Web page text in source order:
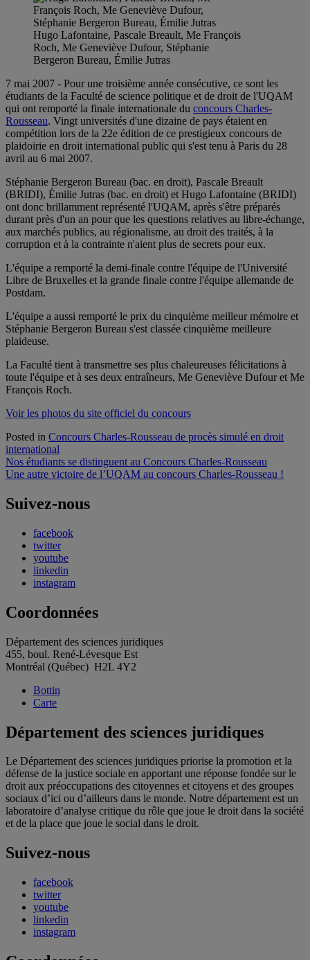
Hugo Lafontaine, Pascale Breault, Me François
Roch, Me Geneviève Dufour, Stéphanie
Bergeron Bureau, Émilie Jutras
7 mai 2007 - Pour une troisième année consécutive, ce sont les
étudiants de la Faculté de science politique et de droit de l'UQAM
qui ont remporté la finale internationale du concours Charles-
Rousseau. Vingt universités d'une dizaine de pays étaient en
compétition lors de la 22e édition de ce prestigieux concours de
plaidoirie en droit international public qui s'est tenu à Paris du 28
avril au 6 mai 2007.
Stéphanie Bergeron Bureau (bac. en droit), Pascale Breault
(BRIDI), Émilie Jutras (bac. en droit) et Hugo Lafontaine (BRIDI)
ont donc brillamment représenté l'UQAM, après s'être préparés
durant près d'un an pour que les questions relatives au libre-échange,
aux marchés publics, au régionalisme, au droit des traités, à la
corruption et à la contrainte n'aient plus de secrets pour eux.
L'équipe a remporté la demi-finale contre l'équipe de l'Université
Libre de Bruxelles et la grande finale contre l'équipe allemande de
Postdam.
L'équipe a aussi remporté le prix du cinquième meilleur mémoire et
Stéphanie Bergeron Bureau s'est classée cinquième meilleure
plaideuse.
La Faculté tient à transmettre ses plus chaleureuses félicitations à
toute l'équipe et à ses deux entraîneurs, Me Geneviève Dufour et Me
François Roch.
Voir les photos du site officiel du concours
Posted in Concours Charles-Rousseau de procès simulé en droit
international
Navigation
de
l'article
Nos étudiants se distinguent au Concours Charles-Rousseau
Une autre victoire de l’UQAM au concours Charles-Rousseau !
Suivez-nous
facebook
twitter
youtube
linkedin
instagram
Coordonnées
Département des sciences juridiques
455, boul. René-Lévesque Est
Montréal (Québec) H2L 4Y2
Bottin
Carte
Département des sciences juridiques
Le Département des sciences juridiques priorise la promotion et la
défense de la justice sociale en apportant une réponse fondée sur le
droit aux préoccupations des citoyennes et citoyens et des groupes
sociaux d’ici ou d’ailleurs dans le monde. Notre département est un
laboratoire d’analyse critique du rôle que joue le droit dans la société
et de la place que joue le social dans le droit.
Suivez-nous
facebook
twitter
youtube
linkedin
instagram